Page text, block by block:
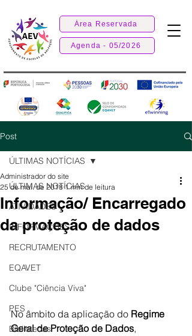
Área Reservada
Agenda - 05/2026
Post
ÚLTIMAS NOTÍCIAS
ATIVIDADES
INFORMAÇÕES
RECRUTAMENTO
EQAVET
Clube "Ciência Viva"
PES
Bibliotecas
ÚLTIMAS NOTÍCIAS
Informação/ Encarregado
da proteção de dados
Administrador do site
25 de mai. de 2018 1 min de leitura
No âmbito da aplicação do Regime
Geral de Proteção de Dados,